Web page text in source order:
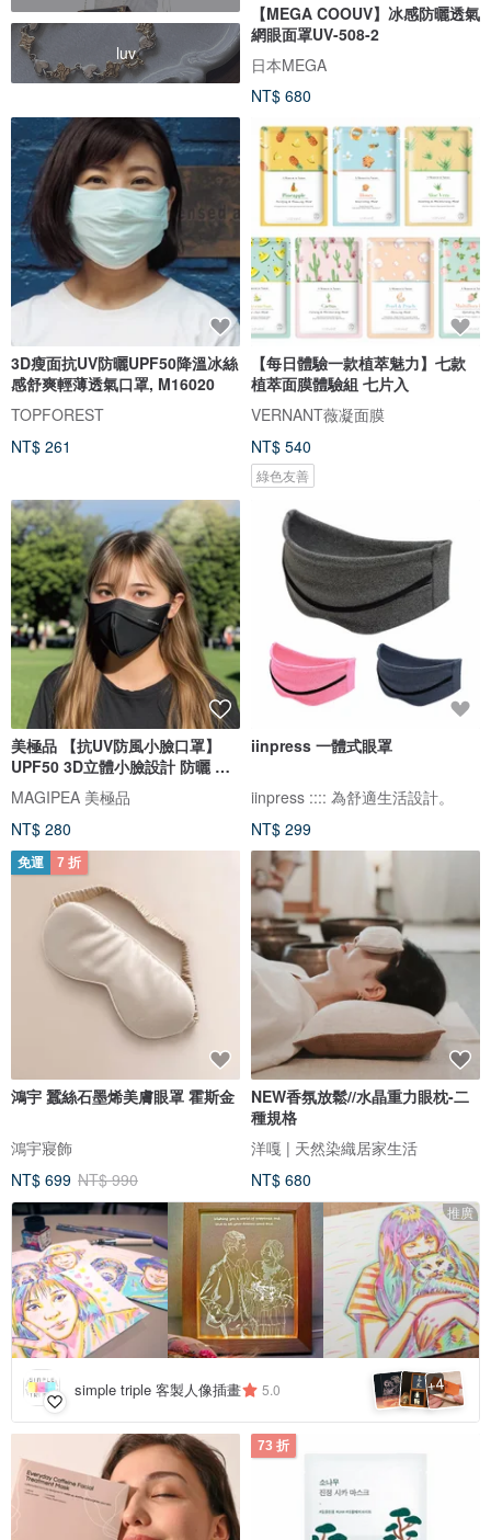
luv
【MEGA COOUV】冰感防曬透氣
網眼面罩UV-508-2
日本MEGA
NT$ 680
3D瘦面抗UV防曬UPF50降溫冰絲
感舒爽輕薄透氣口罩, M16020
TOPFOREST
NT$ 261
【每日體驗一款植萃魅力】七款
植萃面膜體驗組 七片入
VERNANT薇凝面膜
NT$ 540
綠色友善
美極品 【抗UV防風小臉口罩】
UPF50 3D立體小臉設計 防曬 面
罩
MAGIPEA 美極品
NT$ 280
iinpress 一體式眼罩
iinpress :::: 為舒適生活設計。
NT$ 299
免運 7 折
鴻宇 蠶絲石墨烯美膚眼罩 霍斯金
鴻宇寢飾
NT$ 699 NT$ 990
NEW香氛放鬆//水晶重力眼枕-二
種規格
洋嘎 | 天然染織居家生活
NT$ 680
推廣
simple triple 客製人像插畫 5.0 +4
73 折